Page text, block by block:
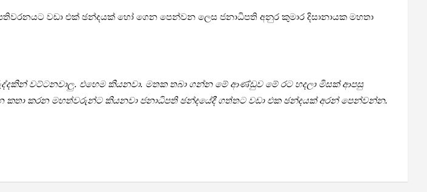
වඩා එක් ඡන්දයක් ​හෝ ගෙන පෙන්වන ලෙස ජනාධිපති අනුර කුමාර දිසානායක මහතා
වට්ටනවාලු. එහෙම කියනවා. මතක තබා ගන්න ​මේ ආණ්ඩුව මේ රට හදලා මිසක් ආපසු
කතා කරන මහත්වරුන්ට කියනවා ජනාධිපති ඡන්දයේදී ගත්තට වඩා එක ඡන්දයක් අරන් පෙන්වන්න.